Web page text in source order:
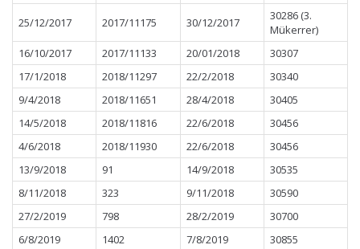
25/12/2017 2017/11175 30/12/2017
30286 (3.
Mükerrer)
16/10/2017
2017/11133 20/01/2018
30307
17/1/2018
2018/11297 22/2/2018
30340
9/4/2018
2018/11651 28/4/2018
30405
14/5/2018
2018/11816 22/6/2018
30456
4/6/2018
2018/11930 22/6/2018
30456
13/9/2018
91 14/9/2018
30535
8/11/2018
323 9/11/2018
30590
27/2/2019
798 28/2/2019
30700
6/8/2019
1402 7/8/2019
30855